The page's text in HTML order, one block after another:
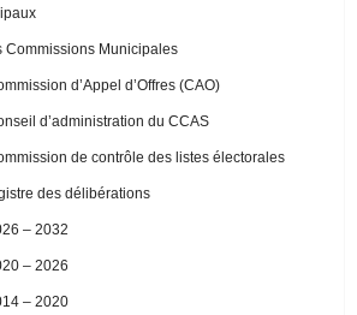
Municipales
d’Appel d’Offres (CAO)
d’administration du CCAS
de contrôle des listes électorales
des délibérations
– 2032
– 2026
– 2020